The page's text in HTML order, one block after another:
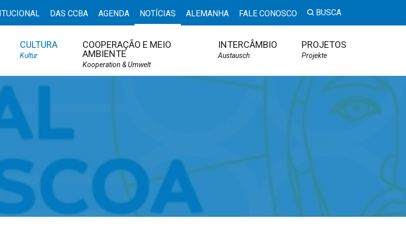
DAS CCBA AGENDA NOTÍCIAS ALEMANHA FALE CONOSCO BUSCA
CULTURA
Kultur
COOPERAÇÃO E MEIO
AMBIENTE
Kooperation & Umwelt
INTERCÂMBIO
Austausch
PROJETOS
Projekte